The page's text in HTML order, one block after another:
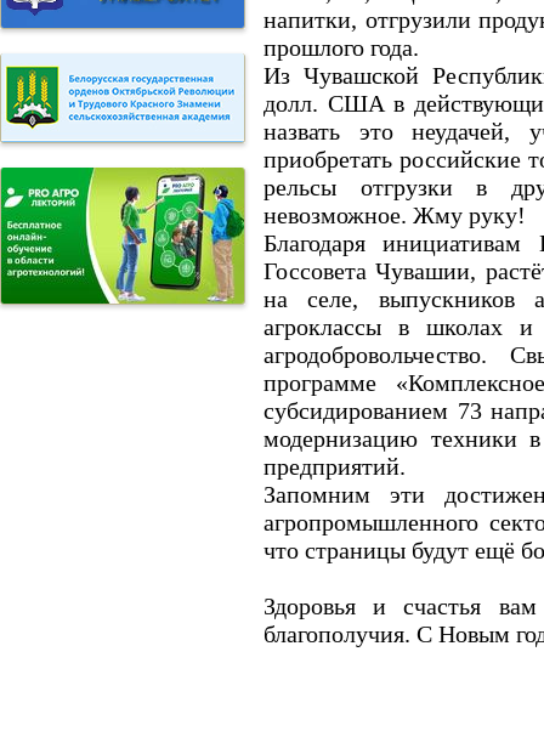
напитки, отгрузили
прошлого года.
Из Чувашской
долл. США в
назвать это неудачей,
приобретать российские
рельсы отгрузки в
невозможное. Жму руку!
Благодаря инициативам
Госсовета Чувашии,
на селе, выпускников
агроклассы в школах и
программе
субсидированием 73
модернизацию техники
предприятий.
Запомним эти
агропромышленного
что страницы будут ещё
Здоровья и счастья
благополучия. С Новым